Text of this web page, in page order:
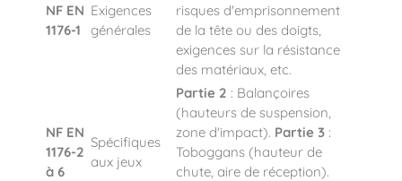
NF EN
1176-1
Exigences
générales
risques d'emprisonnement
de la tête ou des doigts,
exigences sur la résistance
des matériaux, etc.
NF EN
1176-2
à 6
Spécifiques
aux jeux
Partie 2 : Balançoires
(hauteurs de suspension,
zone d'impact). Partie 3 :
Toboggans (hauteur de
chute, aire de réception).